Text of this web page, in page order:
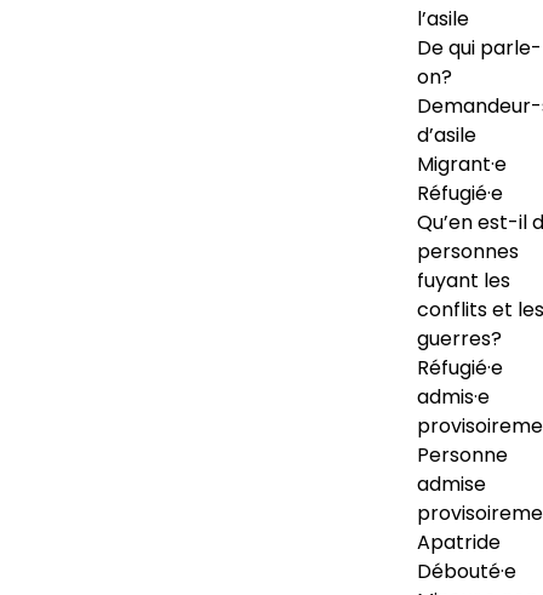
l’asile
De qui
on?
d’asile
Migrant·e
Réfugié·e
Qu’en est-il
personnes
fuyant les
conflits et les
guerres?
Réfugié·e
admis·e
Personne
admise
Apatride
Débouté·e